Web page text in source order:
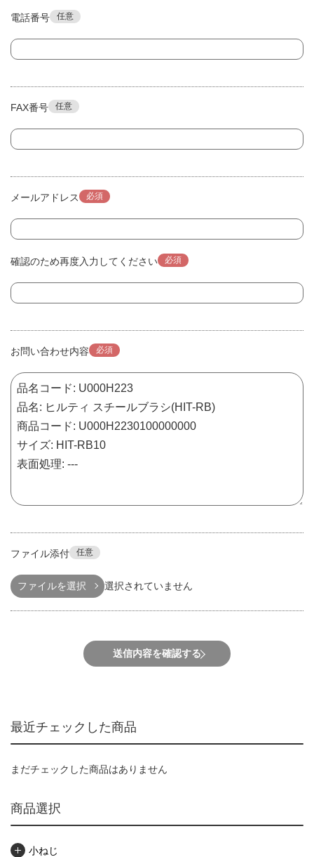
電話番号 任意
FAX番号 任意
メールアドレス 必須
確認のため再度入力してください 必須
お問い合わせ内容 必須
ファイル添付 任意
ファイルを選択 選択されていません
送信内容を確認する
最近チェックした商品
まだチェックした商品はありません
商品選択
小ねじ